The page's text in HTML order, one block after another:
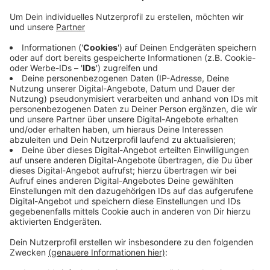
gestartet. Das läuft nach dem Zufallsprinzip: Zufällig
ausgewählte Kunden beantworten Fragen online oder
auf Papier. Dabei wollen die Stadtwerke
beispielsweise wissen, ob das Preis-Leistungs-
Verhältnis stimmt, wie es mit dem Einsatz von
erneuerbaren Energien funktioniert und ob sie
glaubwürdig, verlässlich und verständnisvoll gegenüber
ihren Kunden sind. Einen Monat ist Zeit, die Fragen zu
beantworten. Infos zu der Befragung und die
Befragung selbst gibt esHIER.
Anzeige